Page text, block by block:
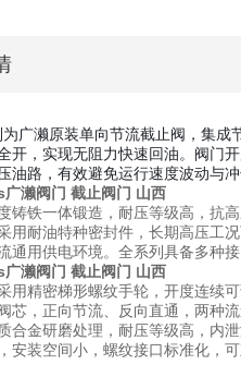
广濑原装单向节流截止阀，集
开，实现无阻力快速回油。阀门
油路，有效避免运行速度波动与冲
濑阀门 截止阀门 山西
铸铁一体锻造，耐压等级高，抗
用耐油特种密封件，长期高压工
通用供电环境。全系列具备多种
濑阀门 截止阀门 山西
用精密梯形螺纹手轮，开度连续
芯，正向节流、反向直通，两种
合金研磨处理，耐压等级高，内
安装空间小，螺纹接口标准化，